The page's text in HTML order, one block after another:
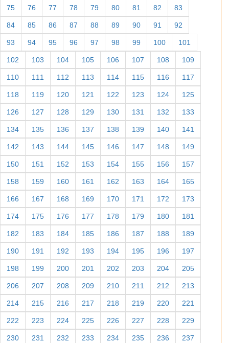
75 76 77 78 79 80 81 82 83
84 85 86 87 88 89 90 91 92
93 94 95 96 97 98 99 100 101
102 103 104 105 106 107 108 109
110 111 112 113 114 115 116 117
118 119 120 121 122 123 124 125
126 127 128 129 130 131 132 133
134 135 136 137 138 139 140 141
142 143 144 145 146 147 148 149
150 151 152 153 154 155 156 157
158 159 160 161 162 163 164 165
166 167 168 169 170 171 172 173
174 175 176 177 178 179 180 181
182 183 184 185 186 187 188 189
190 191 192 193 194 195 196 197
198 199 200 201 202 203 204 205
206 207 208 209 210 211 212 213
214 215 216 217 218 219 220 221
222 223 224 225 226 227 228 229
230 231 232 233 234 235 236 237